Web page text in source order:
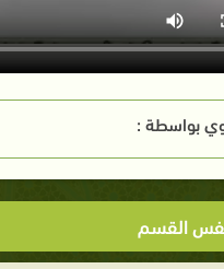
بواسطة :
القسم